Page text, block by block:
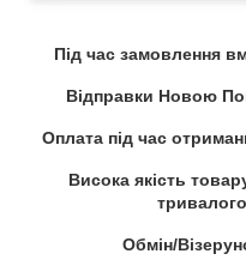
Під час замовлення
Відправки Новою
Оплата під час
Висока якість
Обмін/